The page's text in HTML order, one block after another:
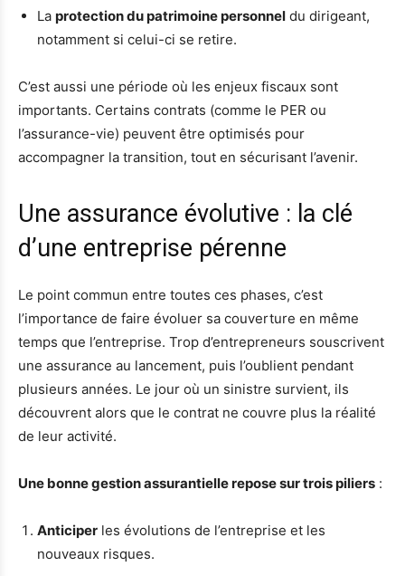
La protection du patrimoine personnel du dirigeant,
notamment si celui-ci se retire.
C’est aussi une période où les enjeux fiscaux sont
importants. Certains contrats (comme le PER ou
l’assurance-vie) peuvent être optimisés pour
accompagner la transition, tout en sécurisant l’avenir.
Une assurance évolutive : la clé
d’une entreprise pérenne
Le point commun entre toutes ces phases, c’est
l’importance de faire évoluer sa couverture en même
temps que l’entreprise. Trop d’entrepreneurs souscrivent
une assurance au lancement, puis l’oublient pendant
plusieurs années. Le jour où un sinistre survient, ils
découvrent alors que le contrat ne couvre plus la réalité
de leur activité.
Une bonne gestion assurantielle repose sur trois piliers :
Anticiper les évolutions de l’entreprise et les
nouveaux risques.